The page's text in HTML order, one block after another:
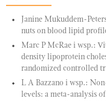
Janine Mukuddem-
nuts on blood lipid
Marc P McRae i wsp.:
density lipoprotein
randomized controlled
L A Bazzano i wsp.:
levels: a meta-analysis